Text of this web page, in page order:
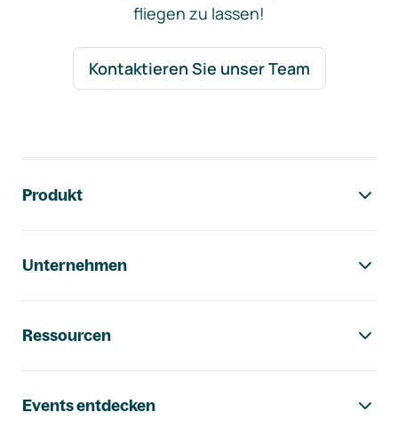
fliegen zu lassen!
Kontaktieren Sie unser Team
Produkt
Unternehmen
Ressourcen
Events entdecken